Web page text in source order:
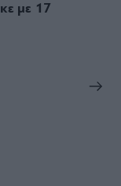
με 17